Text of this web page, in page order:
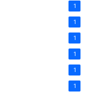
1
1
1
1
1
1